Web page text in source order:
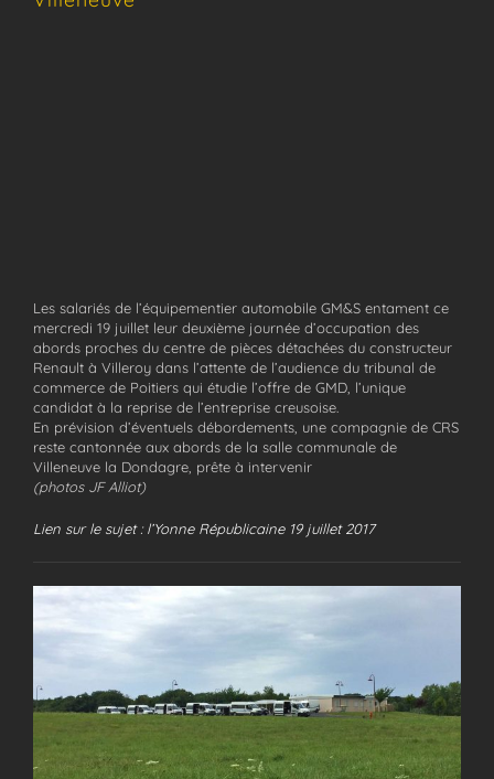
Les salariés de l’équipementier automobile GM&S entament ce
mercredi 19 juillet leur deuxième journée d’occupation des
abords proches du centre de pièces détachées du constructeur
Renault à Villeroy dans l’attente de l’audience du tribunal de
commerce de Poitiers qui étudie l’offre de GMD, l’unique
candidat à la reprise de l’entreprise creusoise.
En prévision d’éventuels débordements, une compagnie de CRS
reste cantonnée aux abords de la salle communale de
Villeneuve la Dondagre, prête à intervenir
(photos JF Alliot)
Lien sur le sujet : l’Yonne Républicaine 19 juillet 2017